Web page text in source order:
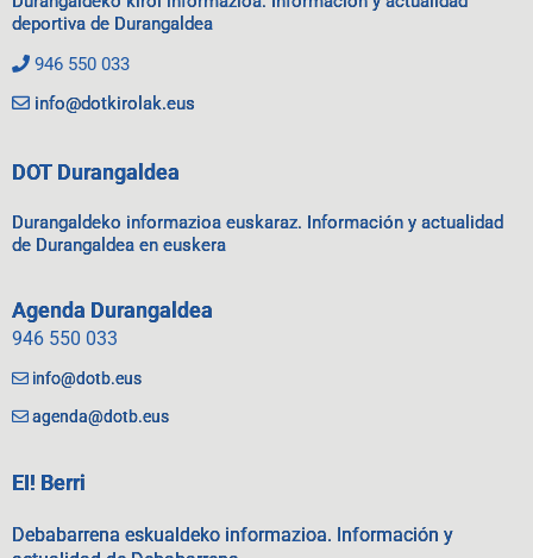
deportiva de Durangaldea
946 550 033
info@dotkirolak.eus
DOT Durangaldea
Durangaldeko informazioa euskaraz. Información y actualidad
de Durangaldea en euskera
Agenda Durangaldea
946 550 033
info@dotb.eus
agenda@dotb.eus
EI! Berri
Debabarrena eskualdeko informazioa. Información y